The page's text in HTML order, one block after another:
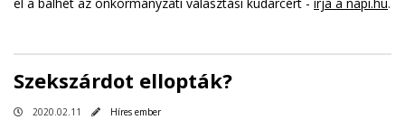
el a balhét az önkormányzati választási kudarcért - írja a napi.hu.
Szekszárdot ellopták?
2020.02.11 Híres ember